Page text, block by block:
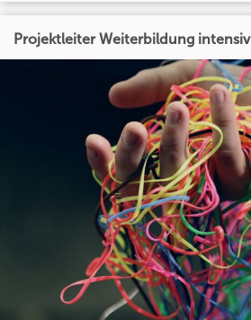
Projektleiter Weiterbildung